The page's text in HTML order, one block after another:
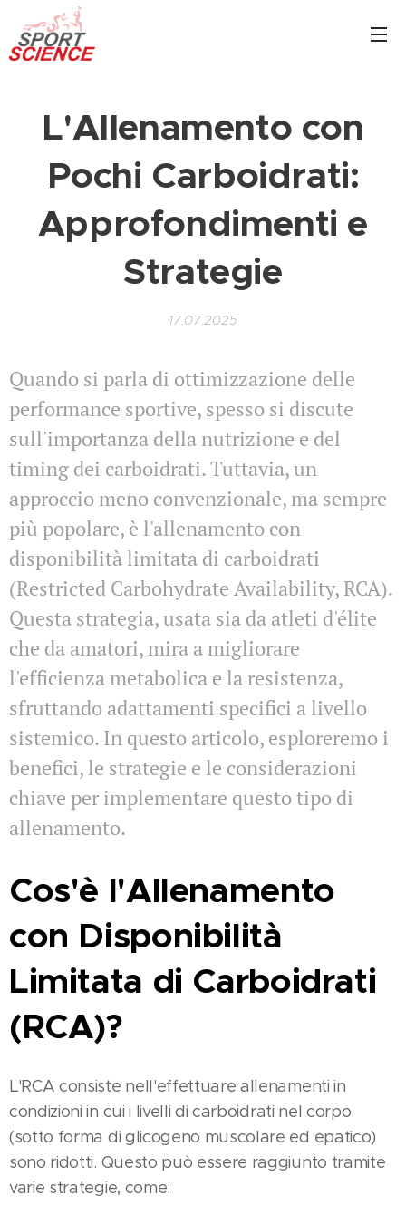
L'Allenamento con
Pochi Carboidrati:
Approfondimenti e
Strategie
17.07.2025
Quando si parla di ottimizzazione delle
performance sportive, spesso si discute
sull'importanza della nutrizione e del
timing dei carboidrati. Tuttavia, un
approccio meno convenzionale, ma sempre
più popolare, è l'allenamento con
disponibilità limitata di carboidrati
(Restricted Carbohydrate Availability, RCA).
Questa strategia, usata sia da atleti d'élite
che da amatori, mira a migliorare
l'efficienza metabolica e la resistenza,
sfruttando adattamenti specifici a livello
sistemico. In questo articolo, esploreremo i
benefici, le strategie e le considerazioni
chiave per implementare questo tipo di
allenamento.
Cos'è l'Allenamento
con Disponibilità
Limitata di Carboidrati
(RCA)?
L'RCA consiste nell'effettuare allenamenti in
condizioni in cui i livelli di carboidrati nel corpo
(sotto forma di glicogeno muscolare ed epatico)
sono ridotti. Questo può essere raggiunto tramite
varie strategie, come: